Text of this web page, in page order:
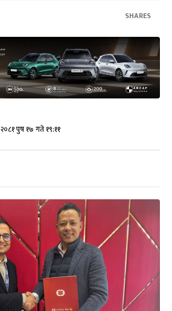
SHARES
२०८१ पुष १७ गते १९:११